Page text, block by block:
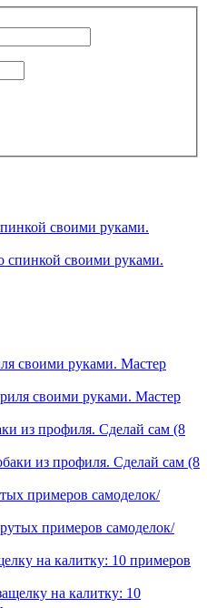
своими руками.
своими руками. Мастер
из профиля. Сделай сам (8
примеров самоделок/
на калитку: 10 примеров